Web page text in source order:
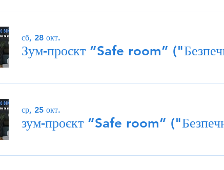
сб, 28 окт.
Зум-проєкт “Safe room”
ср, 25 окт.